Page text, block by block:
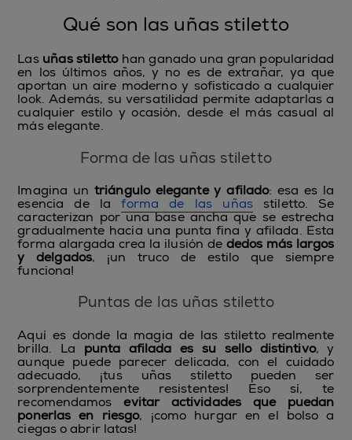
Qué son las uñas stiletto
Las uñas stilettohan ganado una gran popularidad
en los últimos años, y no es de extrañar, ya que
aportan un aire moderno y sofisticado a cualquier
look. Además, su versatilidad permite adaptarlas a
cualquier estilo y ocasión, desde el más casual al
más elegante.
Forma de las uñas stiletto
Imagina untriángulo elegante y afilado: esa es la
esencia de laforma de las uñasstiletto. Se
caracterizan por una base ancha que se estrecha
gradualmente hacia una punta fina y afilada. Esta
forma alargada crea la ilusión de dedos más largos
y delgados, ¡un truco de estilo que siempre
funciona!
Puntas de las uñas stiletto
Aquí es donde la magia de las stiletto realmente
brilla. La punta afilada es su sello distintivo, y
aunque puede parecer delicada, con el cuidado
adecuado, ¡tus uñas stiletto pueden ser
sorprendentemente resistentes! Eso sí, te
recomendamosevitar actividades que puedan
ponerlas en riesgo, ¡como hurgar en el bolso a
ciegas o abrir latas!